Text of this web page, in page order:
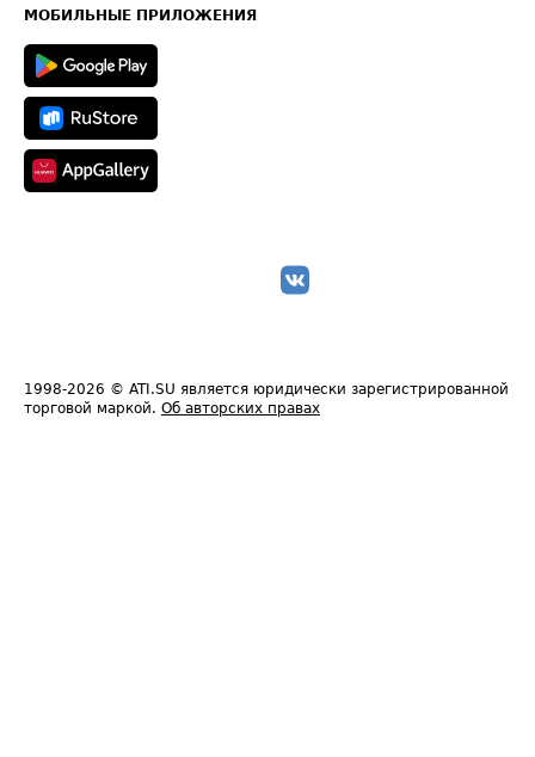
Техническая информация
МОБИЛЬНЫЕ ПРИЛОЖЕНИЯ
1998-2026 © ATI.SU является юридически зарегистрированной
торговой маркой. Об авторских правах